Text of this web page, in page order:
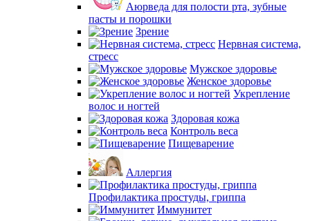
Аюрведа для полости рта, зубные
пасты и порошки
Зрение
Нервная система,
стресс
Мужское здоровье
Женское здоровье
Укрепление
волос и ногтей
Здоровая кожа
Контроль веса
Пищеварение
Аллергия
Профилактика простуды, гриппа
Иммунитет